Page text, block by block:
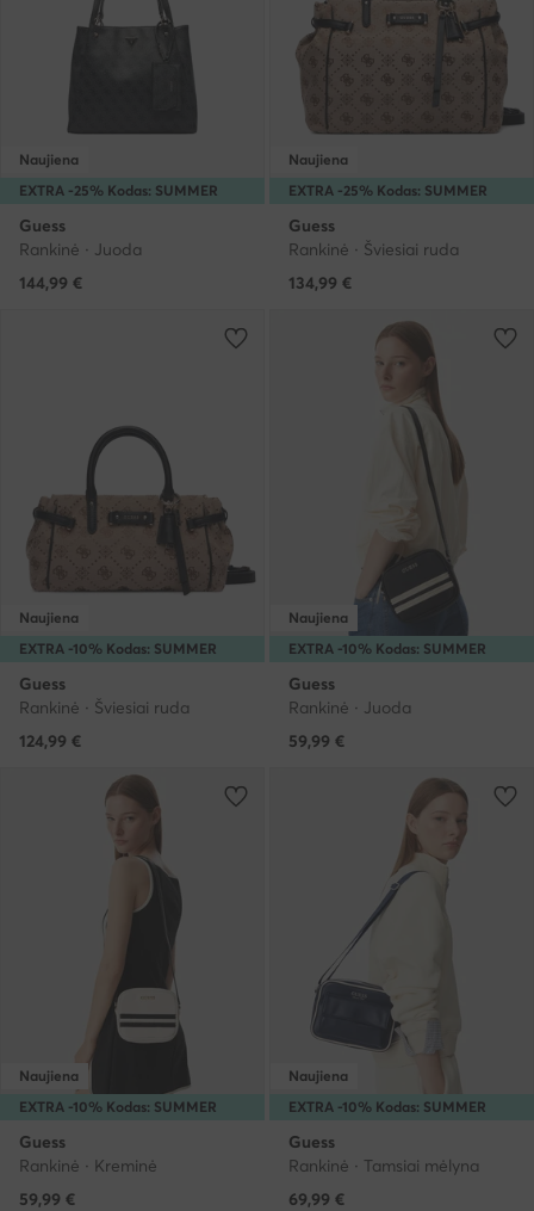
EXTRA -25% Kodas: SUMMER
Naujiena
Guess
Rankinė · Juoda
144,99 €
EXTRA -25% Kodas: SUMMER
Naujiena
Guess
Rankinė · Šviesiai ruda
134,99 €
EXTRA -10% Kodas: SUMMER
Naujiena
Guess
Rankinė · Šviesiai ruda
124,99 €
EXTRA -10% Kodas: SUMMER
Naujiena
Guess
Rankinė · Juoda
59,99 €
EXTRA -10% Kodas: SUMMER
Naujiena
Guess
Rankinė · Kreminė
59,99 €
EXTRA -10% Kodas: SUMMER
Naujiena
Guess
Rankinė · Tamsiai mėlyna
69,99 €